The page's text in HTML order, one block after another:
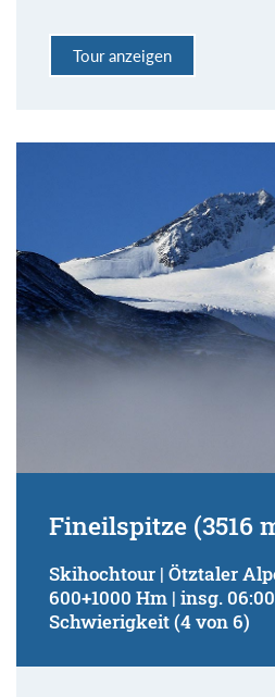
Tour anzeigen
Fineilspitze (3516
Skihochtour | Ötztaler
600+1000 Hm | insg.
Schwierigkeit (4 von 6)